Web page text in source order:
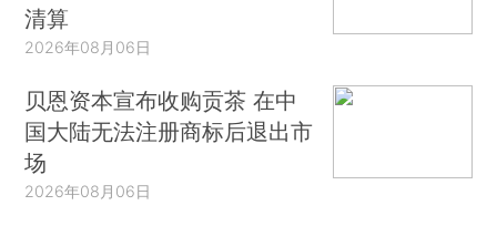
清算
2026年08月06日
贝恩资本宣布收购贡茶 在中
国大陆无法注册商标后退出市
场
2026年08月06日